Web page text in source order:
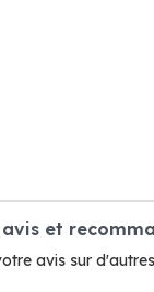
et
avis sur d'autres